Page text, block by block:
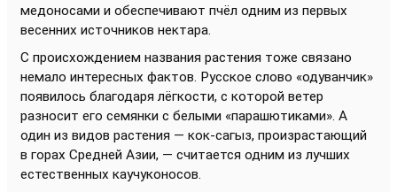
медоносами и обеспечивают пчёл одним из первых
весенних источников нектара.
С происхождением названия растения тоже связано
немало интересных фактов. Русское слово «одуванчик»
появилось благодаря лёгкости, с которой ветер
разносит его семянки с белыми «парашютиками». А
один из видов растения — кок-сагыз, произрастающий
в горах Средней Азии, — считается одним из лучших
естественных каучуконосов.